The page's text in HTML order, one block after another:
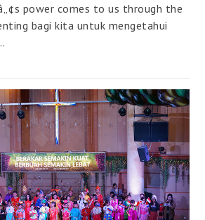
power comes to us through the
bagi kita untuk mengetahui